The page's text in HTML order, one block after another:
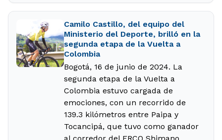
Camilo Castillo, del equipo del
Ministerio del Deporte, brilló en la
segunda etapa de la Vuelta a
Colombia
Bogotá, 16 de junio de 2024. La
segunda etapa de la Vuelta a
Colombia estuvo cargada de
emociones, con un recorrido de
139.3 kilómetros entre Paipa y
Tocancipá, que tuvo como ganador